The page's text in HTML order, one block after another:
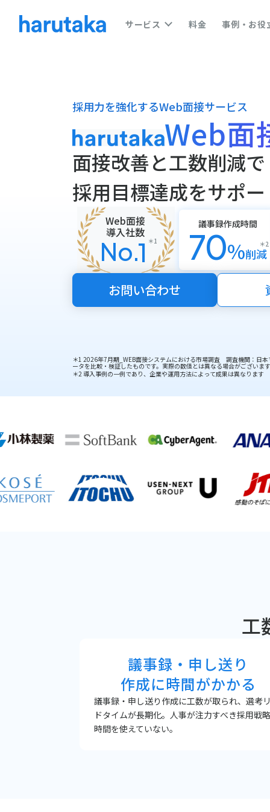
サービス 料金 事例・お役
採用力を強化するWeb面接サービス
Web面
面接改善と工数削減で
採用目標達成をサポ
Web面接
導入社数
No.1 ＊1
議事録作成時間
70%削減
＊2
お問い合わせ
＊1 2026年7月期_WEB面接システムにおける市場調査 調査機関：
ータを比較・検証したものです。実際の数値とは異なる場合がござい
＊2 導入事例の一例であり、企業や運用方法によって成果は異なります
工
議事録・申し送り
作成に時間がかかる
議事録・申し送り作成に工数が取られ、選考
ドタイムが長期化。人事が注力すべき採用戦
時間を使えていない。